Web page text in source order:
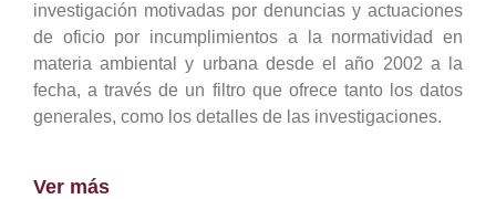
investigación motivadas por denuncias y actuaciones
de oficio por incumplimientos a la normatividad en
materia ambiental y urbana desde el año 2002 a la
fecha, a través de un filtro que ofrece tanto los datos
generales, como los detalles de las investigaciones.
Ver más